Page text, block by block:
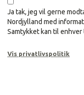
Ja tak, jeg vil gerne
Nordjylland med
Samtykket kan til
Vis privatlivspolitik